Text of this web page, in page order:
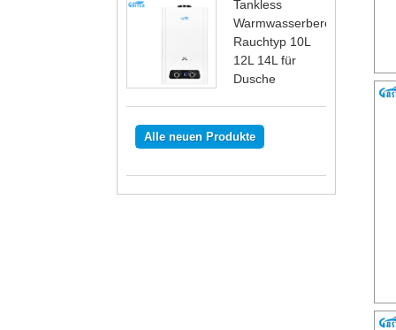
Tankless
Warmwasserbereiter
Rauchtyp 10L
12L 14L für
Dusche
Alle neuen Produkte